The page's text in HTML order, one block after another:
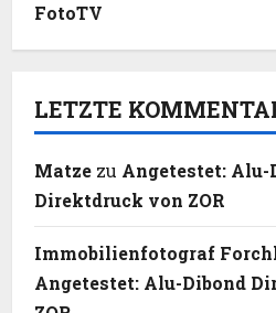
FotoTV
LETZTE
Matzezu Angetestet: Alu-
Direktdruck von ZOR
Immobilienfotograf
Angetestet: Alu-Dibond